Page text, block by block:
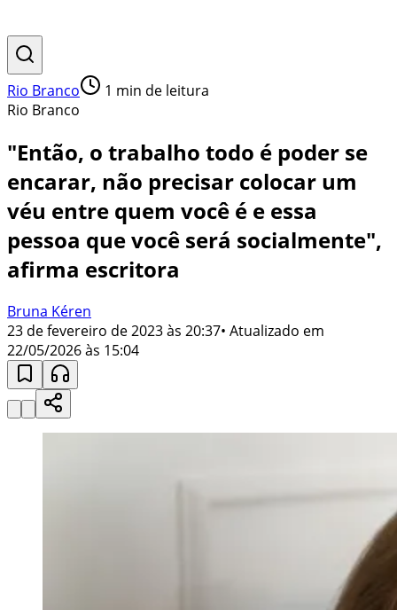
Rio Branco 1 min de leitura
Rio Branco
"Então, o trabalho todo é poder se
encarar, não precisar colocar um
véu entre quem você é e essa
pessoa que você será socialmente",
afirma escritora
Bruna Kéren
23 de fevereiro de 2023 às 20:37• Atualizado em
22/05/2026 às 15:04